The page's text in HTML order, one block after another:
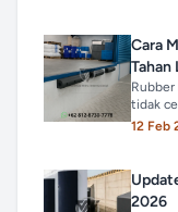
Cara
Tahan
tidak
tanda
12 Feb
2026